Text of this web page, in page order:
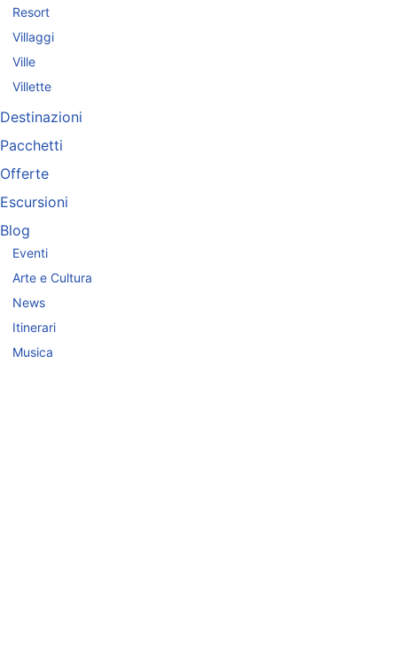
Resort
Villaggi
Ville
Villette
Destinazioni
Pacchetti
Offerte
Escursioni
Blog
Eventi
Arte e Cultura
News
Itinerari
Musica